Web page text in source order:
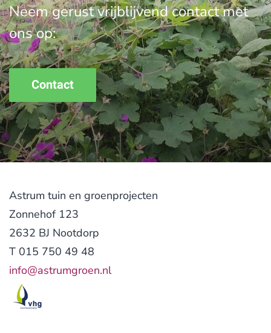
Neem gerust vrijblijvend contact met
ons op:
Contact
Astrum tuin en groenprojecten
Zonnehof 123
2632 BJ Nootdorp
T 015 750 49 48
info@astrumgroen.nl